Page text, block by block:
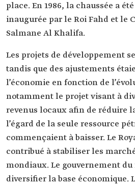
place. En 1986, la chaussée a
inaugurée par le Roi Fahd et le
Salmane Al Khalifa.
Les projets de développement
tandis que des ajustements
l’économie en fonction de
notamment le projet visant à
revenus locaux afin de réduire
l’égard de la seule ressource
commençaient à baisser. Le
contribué à stabiliser les
mondiaux. Le gouvernement
diversifier la base économique.